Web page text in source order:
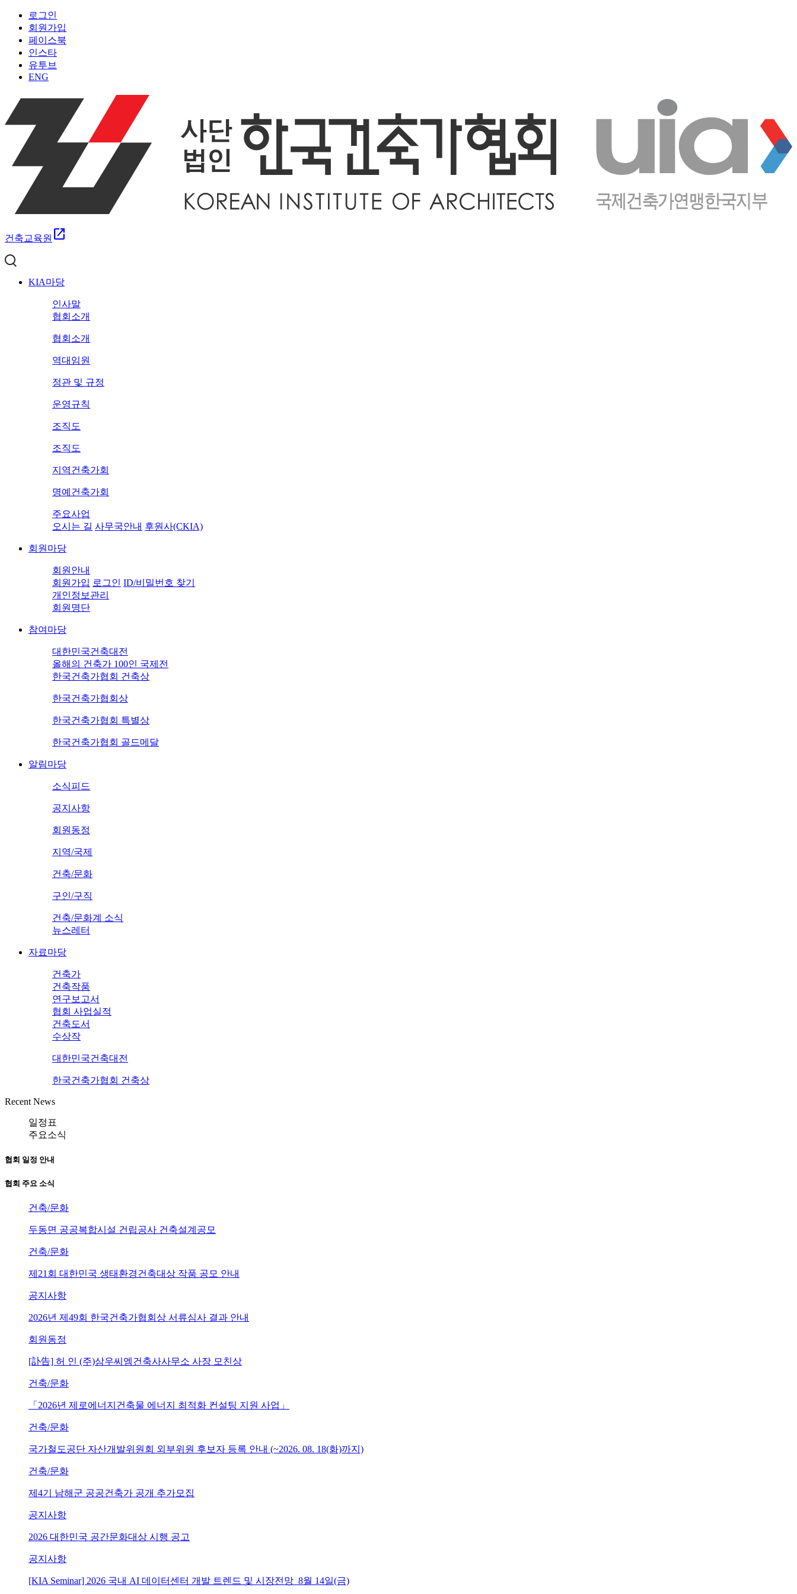
로그인
회원가입
페이스북
인스타
유투브
ENG
건축교육원 open_in_new
KIA마당
인사말
협회소개
협회소개
역대임원
정관 및 규정
운영규칙
조직도
조직도
지역건축가회
명예건축가회
주요사업
오시는 길 사무국안내 후원사(CKIA)
회원마당
회원안내
회원가입 로그인 ID/비밀번호 찾기
개인정보관리
회원명단
참여마당
대한민국건축대전
올해의 건축가 100인 국제전
한국건축가협회 건축상
한국건축가협회상
한국건축가협회 특별상
한국건축가협회 골드메달
알림마당
소식피드
공지사항
회원동정
지역/국제
건축/문화
구인/구직
건축/문화계 소식
뉴스레터
자료마당
건축가
건축작품
연구보고서
협회 사업실적
건축도서
수상작
대한민국건축대전
한국건축가협회 건축상
Recent News
일정표
주요소식
협회 일정 안내
협회 주요 소식
건축/문화
두동면 공공복합시설 건립공사 건축설계공모
건축/문화
제21회 대한민국 생태환경건축대상 작품 공모 안내
공지사항
2026년 제49회 한국건축가협회상 서류심사 결과 안내
회원동정
[訃告] 허 인 (주)삼우씨엠건축사사무소 사장 모친상
건축/문화
「2026년 제로에너지건축물 에너지 최적화 컨설팅 지원 사업」
건축/문화
국가철도공단 자산개발위원회 외부위원 후보자 등록 안내 (~2026. 08. 18(화)까지)
건축/문화
제4기 남해군 공공건축가 공개 추가모집
공지사항
2026 대한민국 공간문화대상 시행 공고
공지사항
[KIA Seminar] 2026 국내 AI 데이터센터 개발 트렌드 및 시장전망_8월 14일(금)